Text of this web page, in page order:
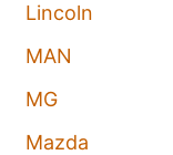
Lincoln
MAN
MG
Mazda